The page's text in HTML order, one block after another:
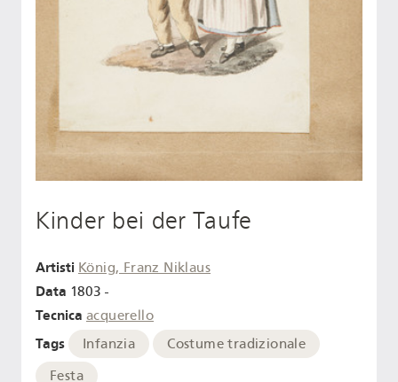
Kinder bei der Taufe
Artisti König, Franz Niklaus
Data 1803 -
Tecnica acquerello
Tags Infanzia
Costume tradizionale
Festa